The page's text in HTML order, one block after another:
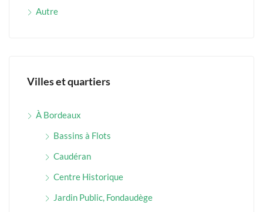
Autre
Villes et quartiers
À Bordeaux
Bassins à Flots
Caudéran
Centre Historique
Jardin Public, Fondaudège